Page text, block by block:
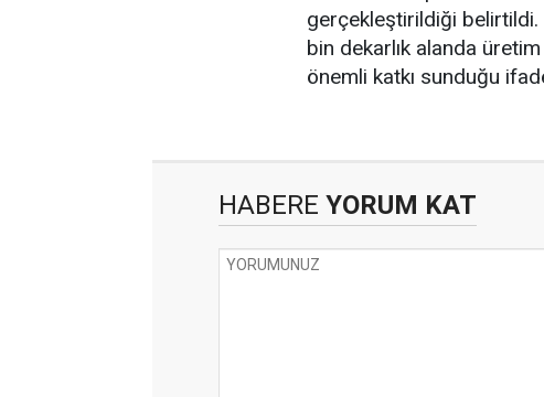
gerçekleştirildiği
bin dekarlık alanda
önemli katkı sunduğu
HABERE YORUM KAT